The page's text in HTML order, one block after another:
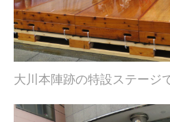
大川本陣跡の特設ステージ